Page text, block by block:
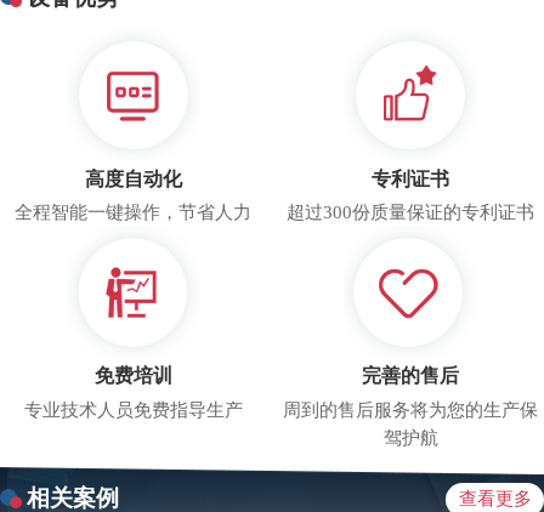
高度自动化
全程智能一键操作，节省人力
专利证书
超过300份质量保证的专利证书
免费培训
专业技术人员免费指导生产
完善的售后
周到的售后服务将为您的生产保
驾护航
相关案例 查看更多